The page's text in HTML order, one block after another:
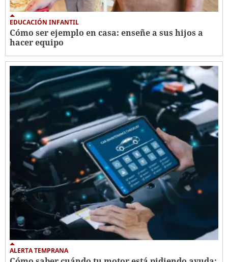
EDUCACIÓN INFANTIL
Cómo ser ejemplo en casa: enseñe a sus hijos a
hacer equipo
ALERTA TEMPRANA